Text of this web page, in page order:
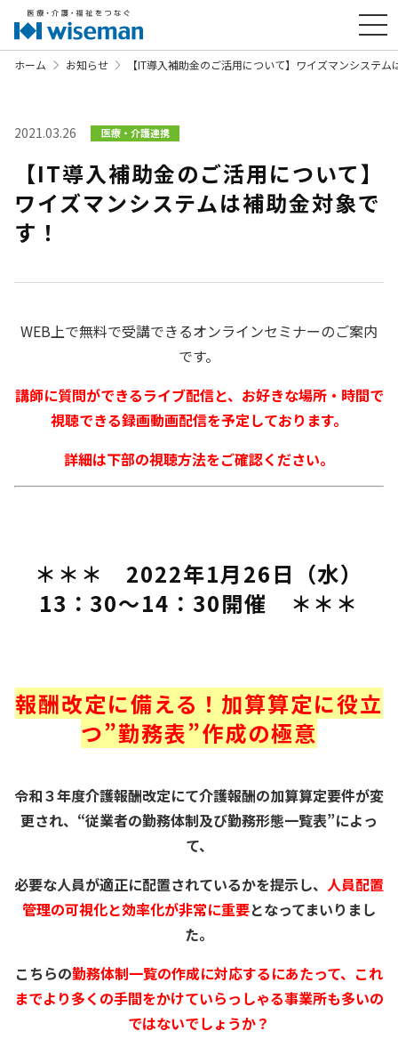
ホーム お知らせ 【IT導入補助金のご活用について】ワイズマンシステ
2021.03.26 医療・介護連携
【IT導入補助金のご活用について】
ワイズマンシステムは補助金対象で
す！
WEB上で無料で受講できるオンラインセミナーのご案内
です。
講師に質問ができるライブ配信と、お好きな場所・時間で
視聴できる録画動画配信を予定しております。
詳細は下部の視聴方法をご確認ください。
＊＊＊ 2022年1月26日（水）
13：30～14：30開催 ＊＊＊
報酬改定に備える！加算算定に役立
つ”勤務表”作成の極意
令和３年度介護報酬改定にて介護報酬の加算算定要件が変
更され、“従業者の勤務体制及び勤務形態一覧表”によっ
て、
必要な人員が適正に配置されているかを提示し、 人員配置
管理の可視化と効率化が非常に重要となってまいりまし
た。
こちらの勤務体制一覧の作成に対応するにあたって、これ
までより多くの手間をかけていらっしゃる事業所も多いの
ではないでしょうか？